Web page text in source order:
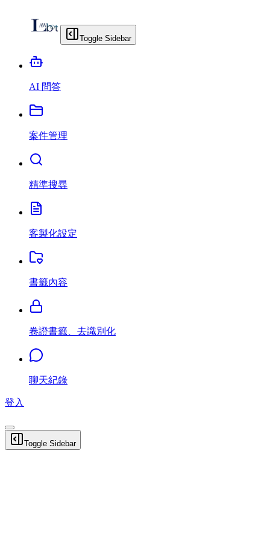
Toggle Sidebar
AI 問答
案件管理
精準搜尋
客製化設定
書籤內容
卷證書籤、去識別化
聊天紀錄
登入
Toggle Sidebar